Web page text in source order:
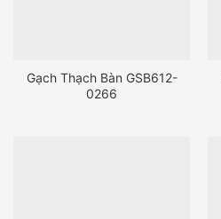
Gạch Thạch Bàn GSB612-
0266